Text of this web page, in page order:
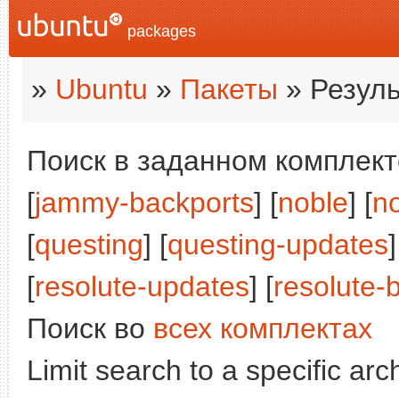
packages
» Ubuntu » Пакеты »
Поиск в заданном
[jammy-backports] [noble] [
[questing] [questing-updates
[resolute-updates] [resolute-
Поиск во всех комплектах
Limit search to a specific